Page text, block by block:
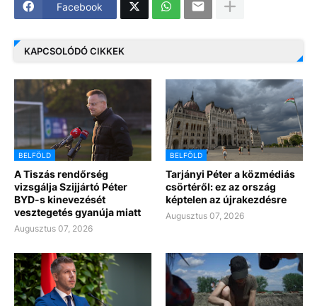
Facebook
KAPCSOLÓDÓ CIKKEK
BELFÖLD
A Tiszás rendőrség
vizsgálja Szijjártó Péter
BYD-s kinevezését
vesztegetés gyanúja miatt
Augusztus 07, 2026
BELFÖLD
Tarjányi Péter a közmédiás
csörtéről: ez az ország
képtelen az újrakezdésre
Augusztus 07, 2026